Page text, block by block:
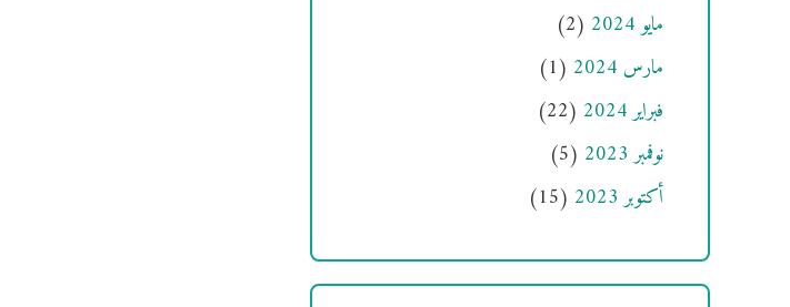
مايو 2024
(2)
مارس 2024
(1)
فبراير 2024
(22)
نوفمبر 2023
(5)
أكتوبر 2023
(15)